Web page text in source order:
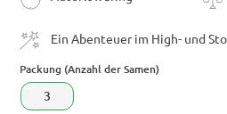
Ein Abenteuer im High- und
Packung (Anzahl der Samen)
3